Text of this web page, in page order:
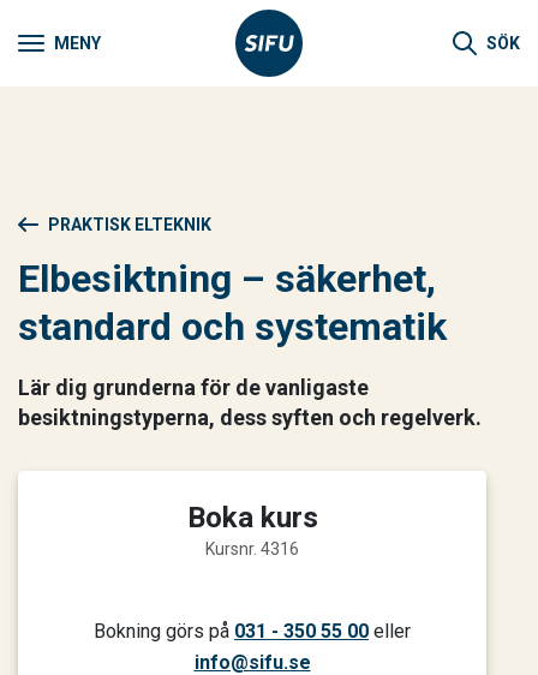
MENY SÖK
PRAKTISK ELTEKNIK
Elbesiktning – säkerhet,
standard och systematik
Lär dig grunderna för de vanligaste
besiktningstyperna, dess syften och regelverk.
Boka kurs
Kursnr. 4316
Bokning görs på 031 - 350 55 00 eller
info@sifu.se